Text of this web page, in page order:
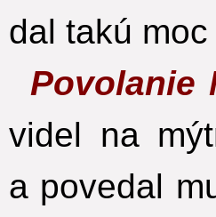
dal takú
Povolanie
videl na
a povedal